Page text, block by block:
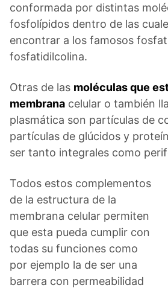
conformada por distintas
fosfolípidos dentro de las
encontrar a los famosos
fosfatidilcolina.
Otras de las moléculas que
membrana celular o también
plasmática son partículas de
partículas de glúcidos y
ser tanto integrales como
Todos estos complementos
de la estructura de la
membrana celular permiten
que esta pueda cumplir con
todas su funciones como
por ejemplo la de ser una
barrera con permeabilidad